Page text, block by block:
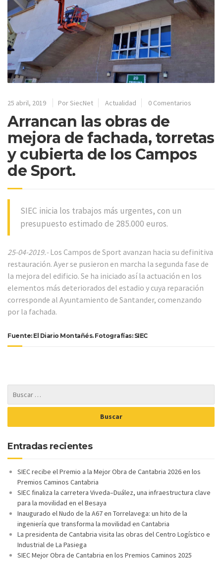
25 abril, 2019 Por SiecNet Actualidad 0 Comentarios
Arrancan las obras de
mejora de fachada, torretas
y cubierta de los Campos
de Sport.
SIEC inicia los trabajos más urgentes, con un
presupuesto estimado de 285.000 euros.
25-04-2019.- Los Campos de Sport avanzan hacia su definitiva
restauración. Ayer se pusieron en marcha la segunda fase de
la mejora del edificio. Se ha iniciado así la actuación en los
elementos más deteriorados del estadio y cuya reparación
corresponde al Ayuntamiento de Santander, comenzando
por la fachada.
Fuente: El Diario Montañés. Fotografías: SIEC
Entradas recientes
SIEC recibe el Premio a la Mejor Obra de Cantabria 2026 en los
Premios Caminos Cantabria
SIEC finaliza la carretera Viveda–Duález, una infraestructura clave
para la movilidad en el Besaya
Inaugurado el Nudo de la A67 en Torrelavega: un hito de la
ingeniería que transforma la movilidad en Cantabria
La presidenta de Cantabria visita las obras del Centro Logístico e
Industrial de La Pasiega
SIEC Mejor Obra de Cantabria en los Premios Caminos 2025